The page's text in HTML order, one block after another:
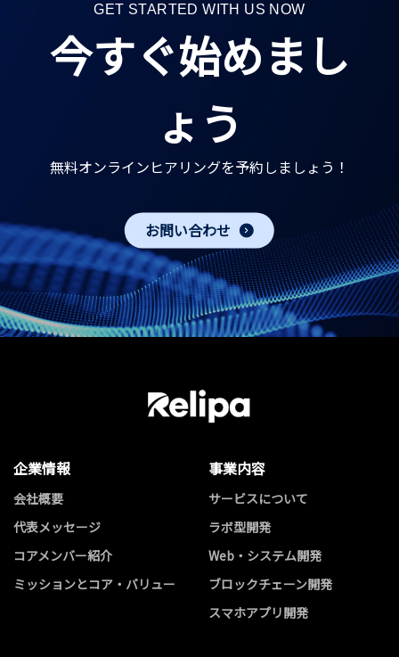
GET STARTED WITH US NOW
今すぐ始めまし
ょう
無料オンラインヒアリングを予約しましょう！
お問い合わせ
企業情報
会社概要
代表メッセージ
コアメンバー紹介
ミッションとコア・バリュー
事業内容
サービスについて
ラボ型開発
Web・システム開発
ブロックチェーン開発
スマホアプリ開発